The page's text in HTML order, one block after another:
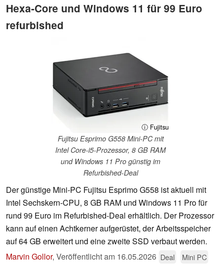
Hexa-Core und Windows 11 für 99 Euro
refurbished
ⓘ Fujitsu
Fujitsu Esprimo G558 Mini-PC mit
Intel Core-i5-Prozessor, 8 GB RAM
und Windows 11 Pro günstig im
Refurbished-Deal
Der günstige Mini-PC Fujitsu Esprimo G558 ist aktuell mit
Intel Sechskern-CPU, 8 GB RAM und Windows 11 Pro für
rund 99 Euro im Refurbished-Deal erhältlich. Der Prozessor
kann auf einen Achtkerner aufgerüstet, der Arbeitsspeicher
auf 64 GB erweitert und eine zweite SSD verbaut werden.
Marvin Gollor, Veröffentlicht am 16.05.2026 Deal Mini PC